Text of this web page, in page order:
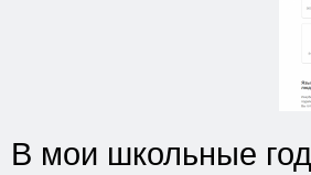
В мои школьные